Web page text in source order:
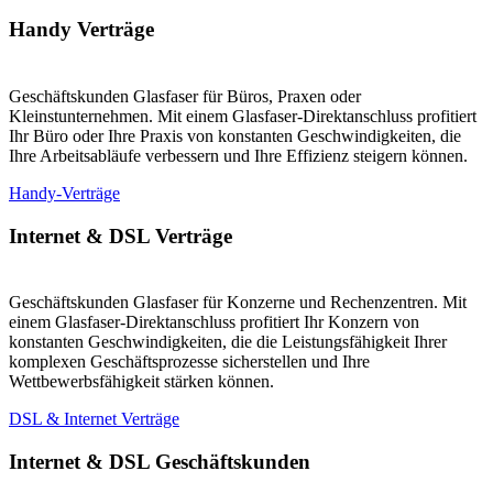
Handy Verträge
Geschäftskunden Glasfaser für Büros, Praxen oder
Kleinstunternehmen. Mit einem Glasfaser-Direktanschluss profitiert
Ihr Büro oder Ihre Praxis von konstanten Geschwindigkeiten, die
Ihre Arbeitsabläufe verbessern und Ihre Effizienz steigern können.
Handy-Verträge
Internet & DSL Verträge
Geschäftskunden Glasfaser für Konzerne und Rechenzentren. Mit
einem Glasfaser-Direktanschluss profitiert Ihr Konzern von
konstanten Geschwindigkeiten, die die Leistungsfähigkeit Ihrer
komplexen Geschäftsprozesse sicherstellen und Ihre
Wettbewerbsfähigkeit stärken können.
DSL & Internet Verträge
Internet & DSL Geschäftskunden